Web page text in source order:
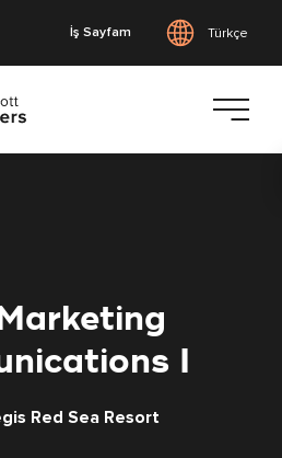
İş Sayfam Türkçe
I
Red Sea Resort